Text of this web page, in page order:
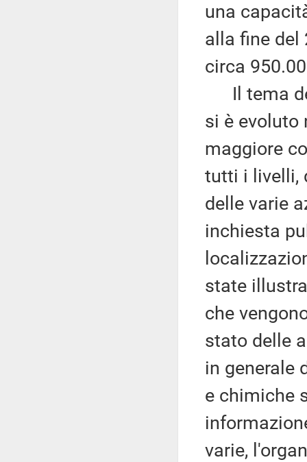
una
alla fine del
circa
Il tema
si è evoluto
maggiore
tutti i livelli,
delle varie
inchiesta
state
che
stato delle
in generale
e chimiche
varie,